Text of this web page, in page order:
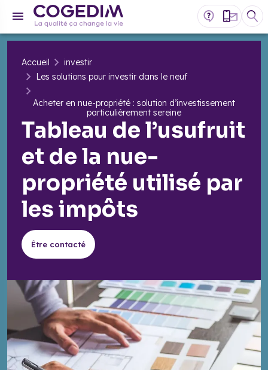
Accueil
investir
Les solutions pour investir dans le neuf
Acheter en nue-propriété : solution d’investissement
particulièrement sereine
Tableau de l’usufruit
et de la nue-
propriété utilisé par
les impôts
Être contacté